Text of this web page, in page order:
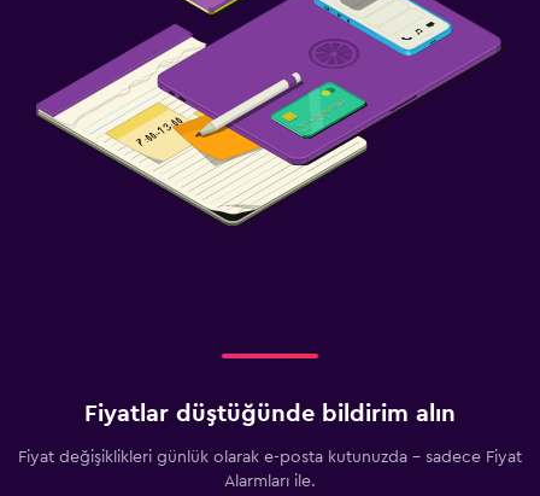
Fiyatlar düştüğünde bildirim alın
Fiyat değişiklikleri günlük olarak e-posta kutunuzda - sadece Fiyat
Alarmları ile.